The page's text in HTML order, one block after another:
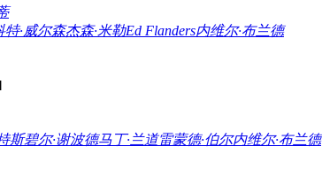
特·威尔森杰森·米勒Ed Flanders内维尔·布兰德
斯碧尔·谢波德马丁·兰道雷蒙德·伯尔内维尔·布兰德